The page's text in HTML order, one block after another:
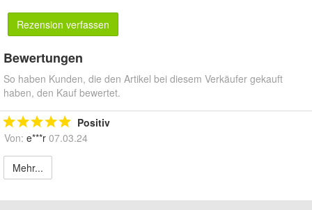
Rezension verfassen
Bewertungen
So haben Kunden, die den Artikel bei diesem Verkäufer gekauft
haben, den Kauf bewertet.
Positiv
Von: e***r 07.03.24
Mehr...